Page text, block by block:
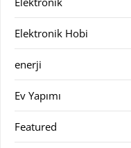
Elektronik Hobi
enerji
Ev Yapımı
Featured